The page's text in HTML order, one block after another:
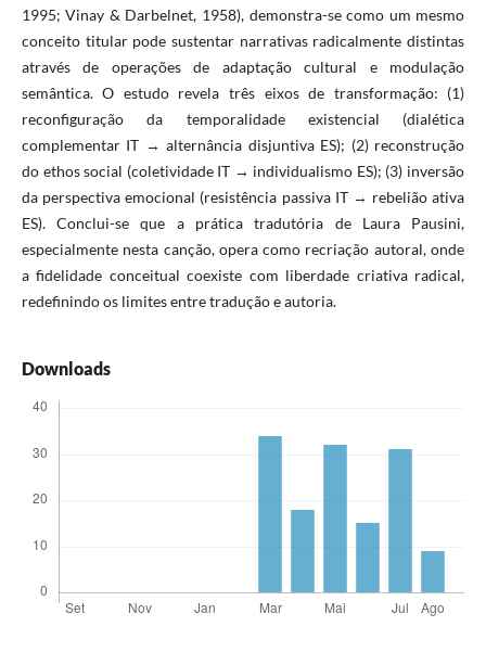
1995; Vinay & Darbelnet, 1958), demonstra-se como um mesmo
conceito titular pode sustentar narrativas radicalmente distintas
através de operações de adaptação cultural e modulação
semântica. O estudo revela três eixos de transformação: (1)
reconfiguração da temporalidade existencial (dialética
complementar IT → alternância disjuntiva ES); (2) reconstrução
do ethos social (coletividade IT → individualismo ES); (3) inversão
da perspectiva emocional (resistência passiva IT → rebelião ativa
ES). Conclui-se que a prática tradutória de Laura Pausini,
especialmente nesta canção, opera como recriação autoral, onde
a fidelidade conceitual coexiste com liberdade criativa radical,
redefinindo os limites entre tradução e autoria.
Downloads